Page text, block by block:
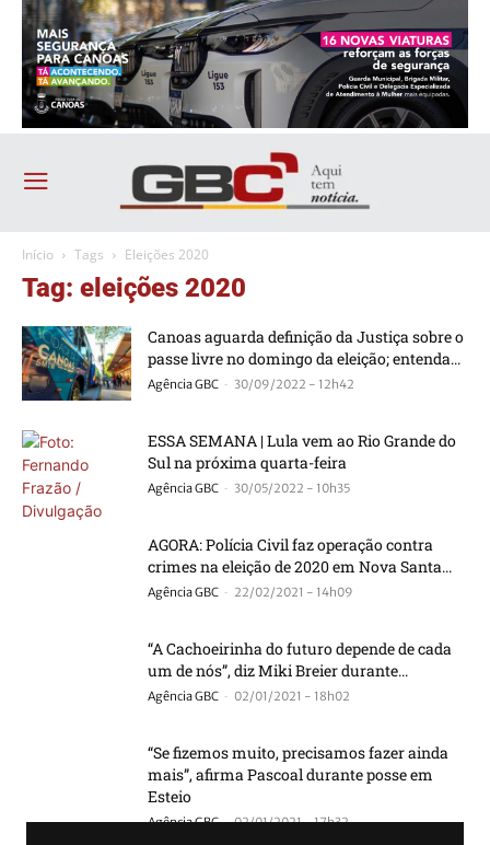
Início Tags Eleições 2020
Tag: eleições 2020
Canoas aguarda definição da Justiça sobre o
passe livre no domingo da eleição; entenda...
Agência GBC - 30/09/2022 - 12h42
ESSA SEMANA | Lula vem ao Rio Grande do
Sul na próxima quarta-feira
Agência GBC - 30/05/2022 - 10h35
AGORA: Polícia Civil faz operação contra
crimes na eleição de 2020 em Nova Santa...
Agência GBC - 22/02/2021 - 14h09
“A Cachoeirinha do futuro depende de cada
um de nós”, diz Miki Breier durante...
Agência GBC - 02/01/2021 - 18h02
“Se fizemos muito, precisamos fazer ainda
mais”, afirma Pascoal durante posse em
Esteio
Agência GBC - 02/01/2021 - 17h32